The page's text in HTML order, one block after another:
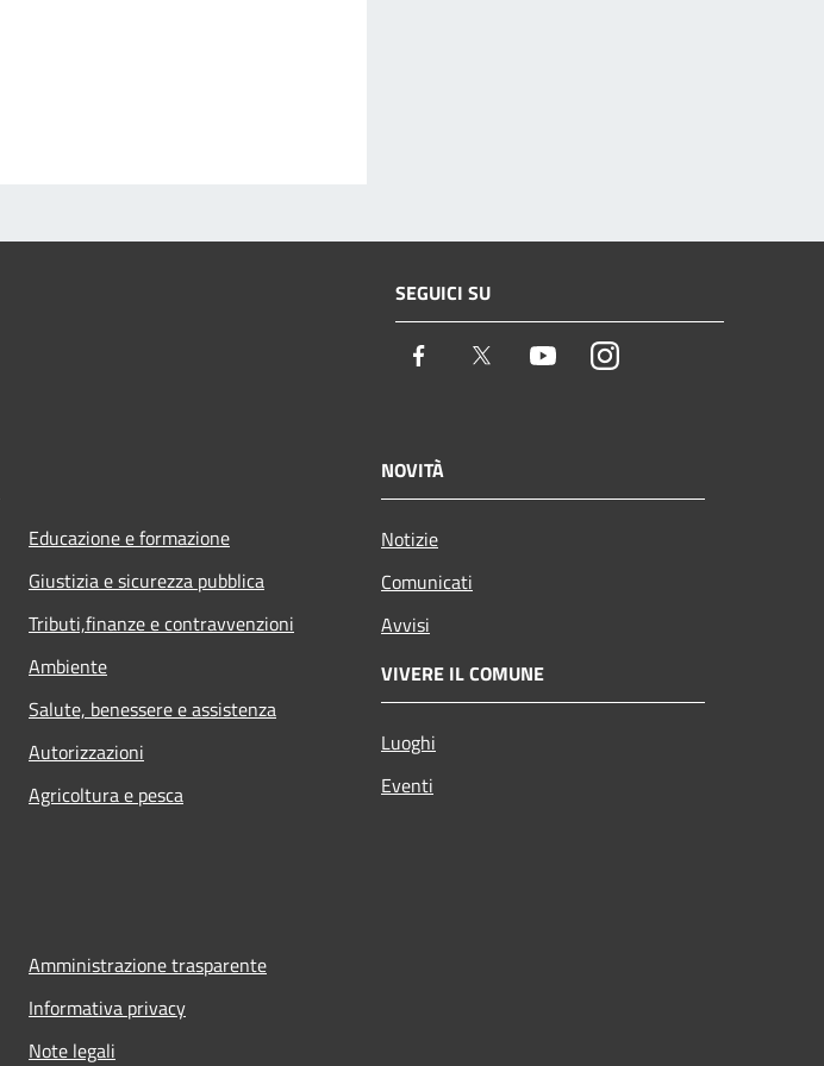
SEGUICI SU
Facebook Twitter YoutubeInstagram
Educazione e formazione
Giustizia e sicurezza pubblica
Tributi,finanze e contravvenzioni
Ambiente
Salute, benessere e assistenza
Autorizzazioni
Agricoltura e pesca
NOVITÀ
Notizie
Comunicati
Avvisi
VIVERE IL COMUNE
Luoghi
Eventi
Amministrazione trasparente
Informativa privacy
Note legali